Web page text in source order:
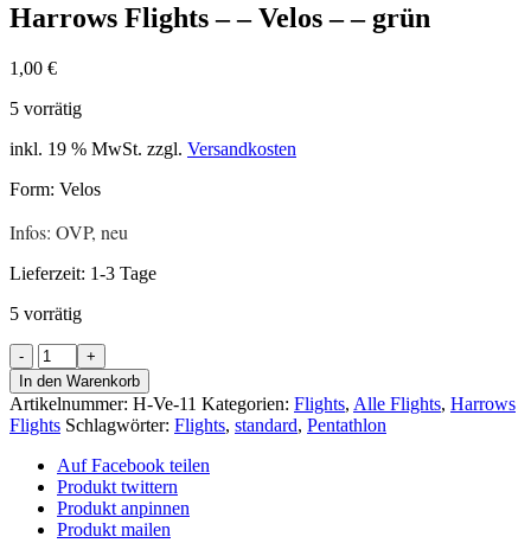
Harrows Flights – – Velos – – grün
1,00 €
5 vorrätig
inkl. 19 % MwSt. zzgl. Versandkosten
Form: Velos
Infos: OVP, neu
Lieferzeit: 1-3 Tage
5 vorrätig
Harrows
Flights
-
-
Velos
-
-
grün
Menge
In den Warenkorb
Artikelnummer: H-Ve-11 Kategorien: Flights, Alle Flights, Harrows
Flights Schlagwörter: Flights, standard, Pentathlon
Auf Facebook teilen
Produkt twittern
Produkt anpinnen
Produkt mailen